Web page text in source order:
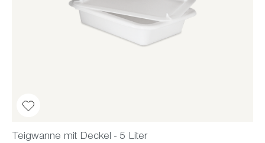
Teigwanne mit Deckel - 5 Liter